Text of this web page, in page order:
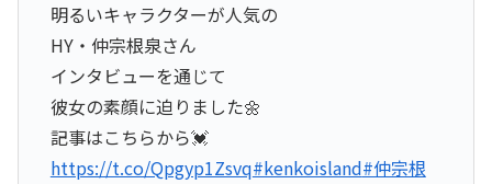
明るいキャラクターが人気の
HY・仲宗根泉さん
インタビューを通じて
彼女の素顔に迫りました🌼
記事はこちらから💓
https://t.co/Qpgyp1Zsvq#kenkoisland#仲宗根